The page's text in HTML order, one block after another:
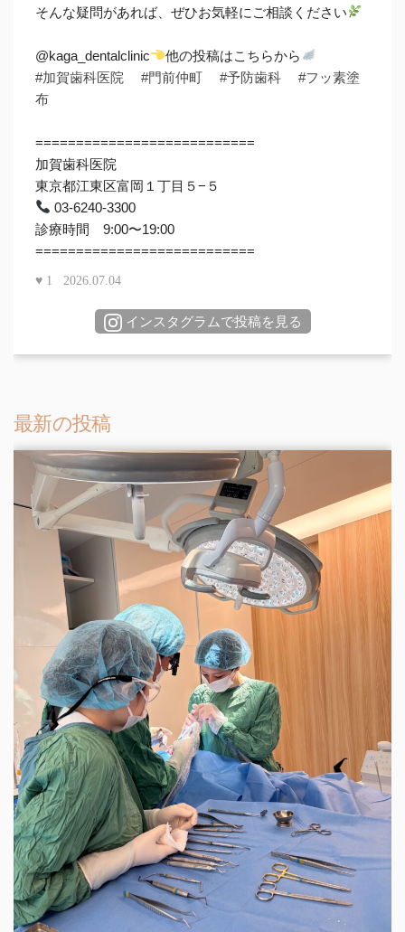
そんな疑問があれば、ぜひお気軽にご相談ください
@kaga_dentalclinic
他の投稿はこちらから
#加賀歯科医院
#門前仲町 #予防歯科
#フッ素塗
布
===========================
加賀歯科医院
東京都江東区富岡１丁目５−５
03-6240-3300
診療時間 9:00〜19:00
===========================
♥ 1 2026.07.04
インスタグラムで投稿を見る
最新の投稿